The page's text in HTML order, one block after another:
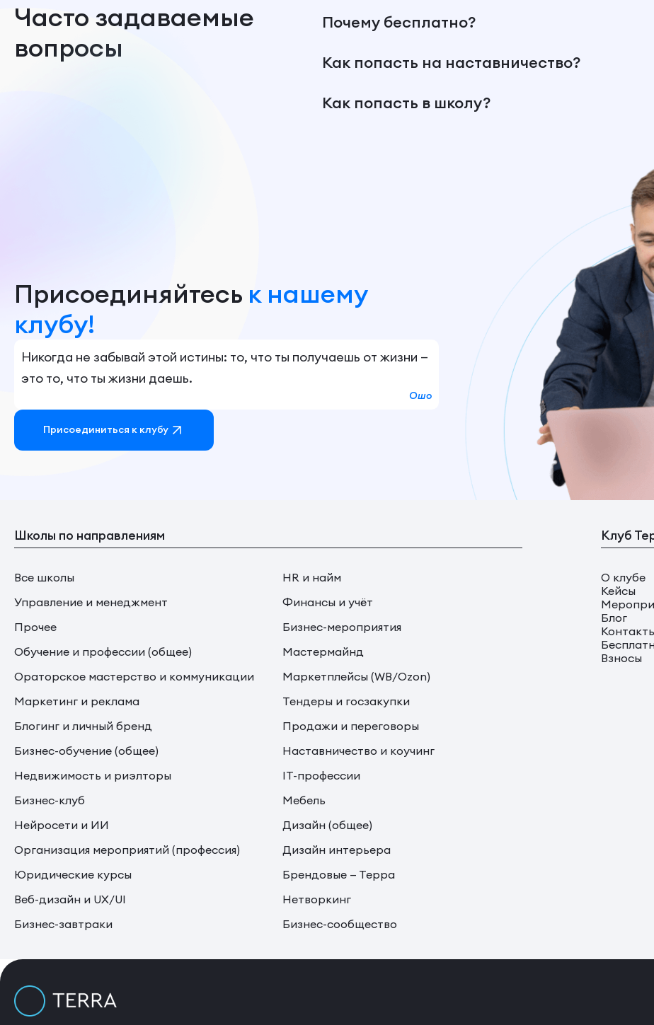
Часто задаваемые
вопросы
Почему бесплатно?
Как попасть на наставничество?
Как попасть в школу?
Присоединяйтесь к нашему
клубу!
Никогда не забывай этой истины: то, что ты получаешь от жизни —
это то, что ты жизни даешь.
Ошо
Присоединиться к клубу
Школы по направлениям
Все школы
HR и найм
Управление и менеджмент
Финансы и учёт
Прочее
Бизнес-мероприятия
Обучение и профессии (общее)
Мастермайнд
Ораторское мастерство и коммуникации
Маркетплейсы (WB/Ozon)
Маркетинг и реклама
Тендеры и госзакупки
Блогинг и личный бренд
Продажи и переговоры
Бизнес-обучение (общее)
Наставничество и коучинг
Недвижимость и риэлторы
IT-профессии
Бизнес-клуб
Мебель
Нейросети и ИИ
Дизайн (общее)
Организация мероприятий (профессия)
Дизайн интерьера
Юридические курсы
Брендовые — Терра
Веб-дизайн и UX/UI
Нетворкинг
Бизнес-завтраки
Бизнес-сообщество
Клуб
О клубе
Кейсы
Блог
Взносы